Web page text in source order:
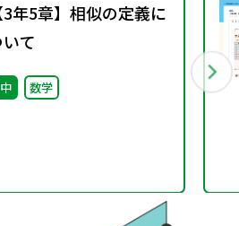
3年5章】相似の定義に
て
中 数学